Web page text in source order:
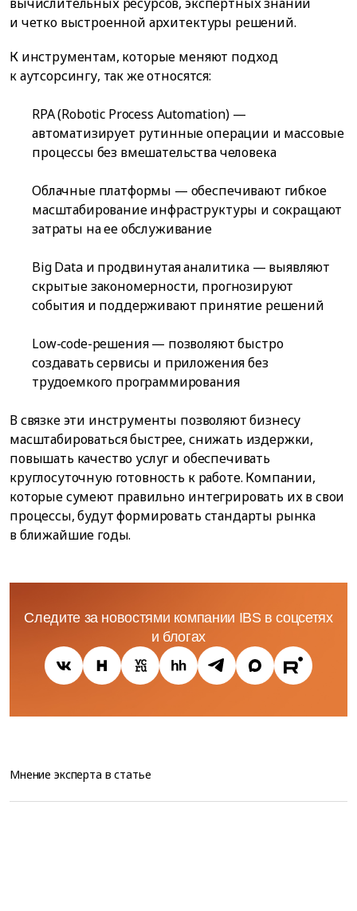
и четко выстроенной архитектуры решений.
К инструментам, которые меняют подход
к аутсорсингу, так же относятся:
RPA (Robotic Process Automation) —
автоматизирует рутинные операции и массовые
процессы без вмешательства человека
Облачные платформы — обеспечивают гибкое
масштабирование инфраструктуры и сокращают
затраты на ее обслуживание
Big Data и продвинутая аналитика — выявляют
скрытые закономерности, прогнозируют
события и поддерживают принятие решений
Low-code-решения — позволяют быстро
создавать сервисы и приложения без
трудоемкого программирования
В связке эти инструменты позволяют бизнесу
масштабироваться быстрее, снижать издержки,
повышать качество услуг и обеспечивать
круглосуточную готовность к работе. Компании,
которые сумеют правильно интегрировать их в свои
процессы, будут формировать стандарты рынка
в ближайшие годы.
Следите за новостями компании IBS в соцсетях
и блогах
Мнение эксперта в статье